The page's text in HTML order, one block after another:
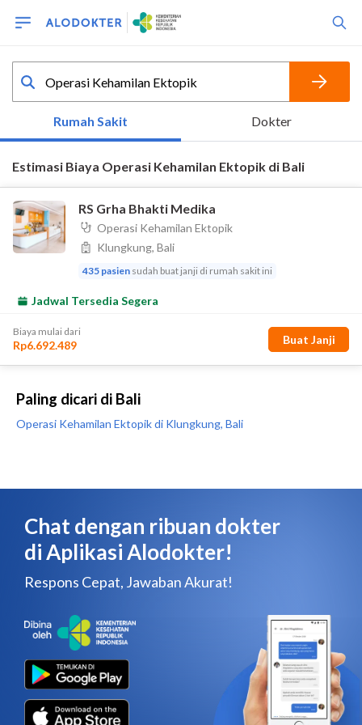
Paling dicari di Bali
Operasi Kehamilan Ektopik di Klungkung, Bali